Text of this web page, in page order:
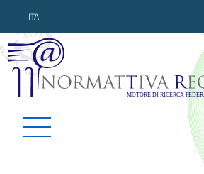
ITA
Normattiva